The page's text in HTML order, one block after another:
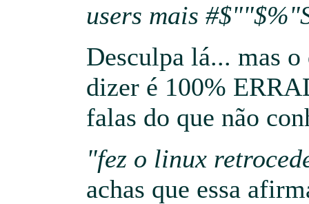
users mais
Desculpa lá... mas o
dizer é 100%
falas do que não
"fez o linux
achas que essa